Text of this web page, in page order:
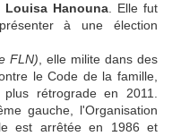
Louisa Hanouna . Elle fut
à une élection
FLN) , elle milite dans des
le Code de la famille,
rétrograde en 2011.
gauche, l'Organisation
est arrêtée en 1986 et